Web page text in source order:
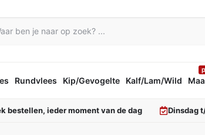
Rundvlees Kip/Gevogelte Kalf/Lam/Wild
bestellen, ieder moment van de dag Dinsdag